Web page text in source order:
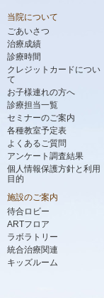
当院について
ごあいさつ
治療成績
診療時間
クレジットカードについ
て
お子様連れの方へ
診療担当一覧
セミナーのご案内
各種教室予定表
よくあるご質問
アンケート調査結果
個人情報保護方針と利用
目的
施設のご案内
待合ロビー
ARTフロア
ラボラトリー
統合治療関連
キッズルーム